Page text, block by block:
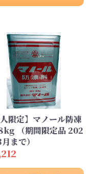
人限定】マノール防凍
（期間限定品 202
まで）